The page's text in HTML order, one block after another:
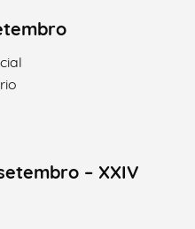
– XXIV